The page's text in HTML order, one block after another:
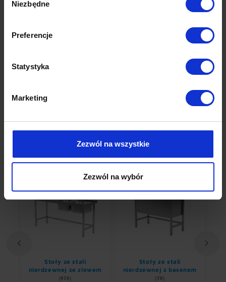
zgody
Niezbędne
Preferencje
Statystyka
Marketing
Zezwól na wszystkie
Zezwól na wybór
Sprawdź inne kategorie
Stoły ze stali
nierdzewnej ze zlewem
(970)
Stoły ze stali
nierdzewnej z basenem
(70)